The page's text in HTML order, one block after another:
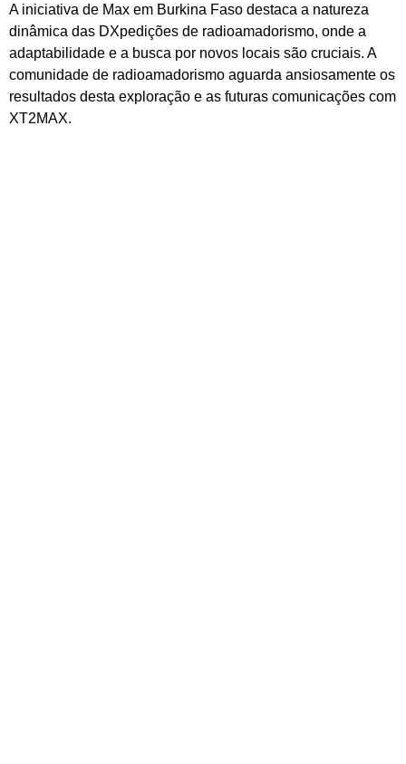
A iniciativa de Max em Burkina Faso destaca a natureza
dinâmica das DXpedições de radioamadorismo, onde a
adaptabilidade e a busca por novos locais são cruciais. A
comunidade de radioamadorismo aguarda ansiosamente os
resultados desta exploração e as futuras comunicações com
XT2MAX.